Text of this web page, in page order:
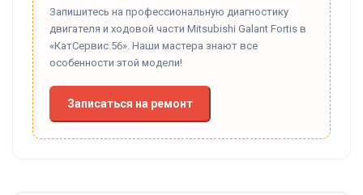
Запишитесь на профессиональную диагностику
двигателя и ходовой части Mitsubishi Galant Fortis в
«КатСервис 56». Наши мастера знают все
особенности этой модели!
Записаться на ремонт